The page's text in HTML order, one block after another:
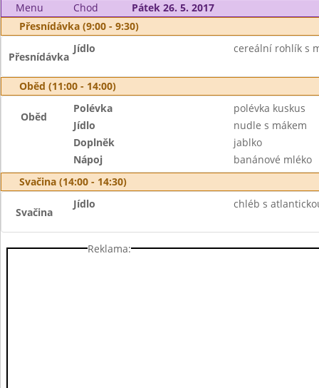
Menu Chod
Pátek 26. 5. 2017
Přesnídávka (9:00 - 9:30)
Přesnídávka
Jídlo cereální rohlík s
Oběd (11:00 - 14:00)
Oběd
Polévka
polévka kuskus
Jídlo
nudle s mákem
Doplněk
jablko
Nápoj
banánové mléko
Svačina (14:00 - 14:30)
Svačina
Jídlo chléb s
Reklama: